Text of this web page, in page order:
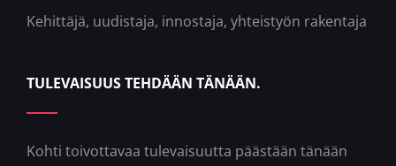
Kehittäjä, uudistaja, innostaja, yhteistyön rakentaja
TULEVAISUUS TEHDÄÄN TÄNÄÄN.
Kohti toivottavaa tulevaisuutta päästään tänään